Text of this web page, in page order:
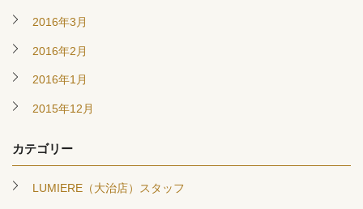
2016年3月
2016年2月
2016年1月
2015年12月
カテゴリー
LUMIERE（大治店）スタッフ